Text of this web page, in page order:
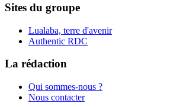
Sites du groupe
Lualaba, terre d'avenir
Authentic RDC
La rédaction
Qui sommes-nous ?
Nous contacter